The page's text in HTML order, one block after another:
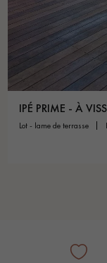
IPÉ PRIME - À
lot - lame de terrasse